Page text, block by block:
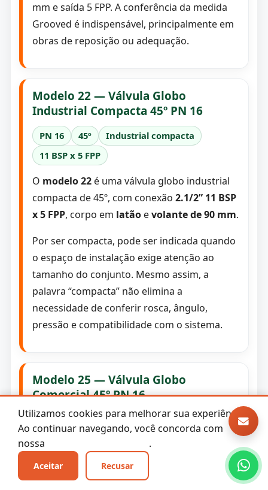
mm e saída 5 FPP. A conferência da medida
Grooved é indispensável, principalmente em
obras de reposição ou adequação.
Modelo 22 — Válvula Globo
Industrial Compacta 45º PN 16
PN 16 45º
Industrial compacta
11 BSP x 5 FPP
O modelo 22é uma válvula globo industrial
compacta de 45º, com conexão 2.1/2” 11 BSP
x 5 FPP, corpo em latãoevolante de 90 mm.
Por ser compacta, pode ser indicada quando
o espaço de instalação exige atenção ao
tamanho do conjunto. Mesmo assim, a
palavra “compacta” não elimina a
necessidade de conferir rosca, ângulo,
pressão e compatibilidade com o sistema.
Modelo 25 — Válvula Globo
Comercial 45º PN 16
PN 16 45º Comercial 11 BSP x 5 FPP
Omodelo 25
é uma válvula globo comercial
de 45º, com conexão2.1/2” 11 BSP x 5 FPP ,
fabricada emlatãoe com
Utilizamos cookies para melhorar sua experiência.
Ao continuar navegando, você concorda com
nossa
.
Aceitar Recusar